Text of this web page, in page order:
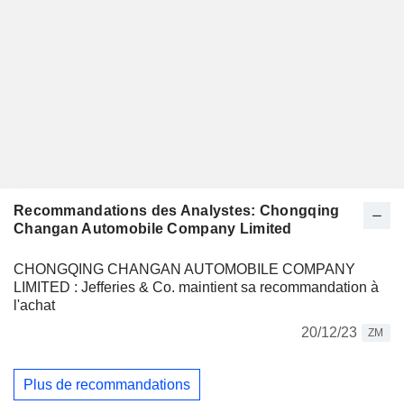
Recommandations des Analystes: Chongqing
Changan Automobile Company Limited
CHONGQING CHANGAN AUTOMOBILE COMPANY
LIMITED : Jefferies & Co. maintient sa recommandation à
l'achat
20/12/23
ZM
Plus de recommandations